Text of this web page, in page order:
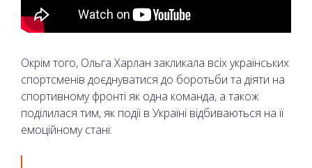
Окрім того, Ольга Харлан закликала всіх українських
спортсменів доєднуватися до боротьби та діяти на
спортивному фронті як одна команда, а також
поділилася тим, як події в Україні відбиваються на її
емоційному стані: